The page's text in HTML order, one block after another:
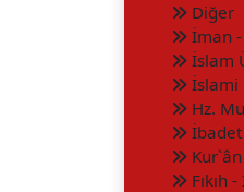
Diğer
İman
İslam
İslami
Hz.
İbadet
Fıkıh